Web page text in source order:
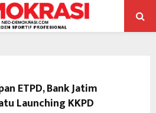
ETPD, Bank Jatim
Launching KKPD